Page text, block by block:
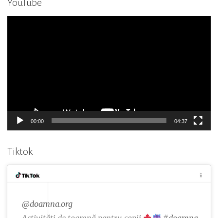
YouTube
00:00 04:37
Tiktok
@doamna.org